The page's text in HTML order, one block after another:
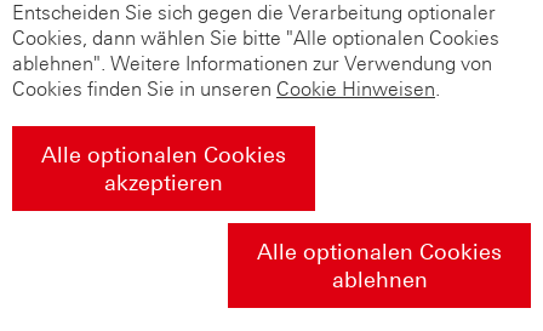
Entscheiden Sie sich gegen die Verarbeitung optionaler
Cookies, dann wählen Sie bitte "Alle optionalen Cookies
ablehnen". Weitere Informationen zur Verwendung von
Cookies finden Sie in unseren Cookie Hinweisen.
Alle optionalen Cookies
akzeptieren
Alle optionalen Cookies
ablehnen